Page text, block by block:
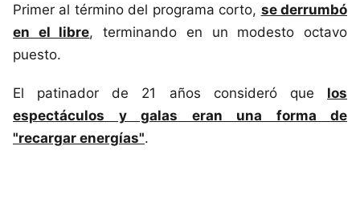
Primer al término del programa corto, se derrumbó
en el libre, terminando en un modesto octavo
puesto.
El patinador de 21 años consideró que los
espectáculos y galas eran una forma de
"recargar energías".